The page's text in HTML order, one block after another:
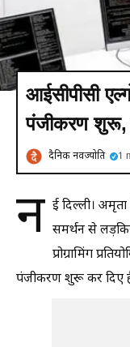
आईसीपीसी
पंजीकरण शुरू,
दैनिक नवज्योति 1
न ई दिल्ली।
समर्थन से
प्रोग्रामिंग
पंजीकरण शुरू कर दिए